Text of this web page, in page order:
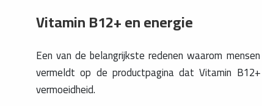
Vitamin B12+ en energie
Een van de belangrijkste redenen waarom
vermeldt op de productpagina dat Vitamin
vermoeidheid.